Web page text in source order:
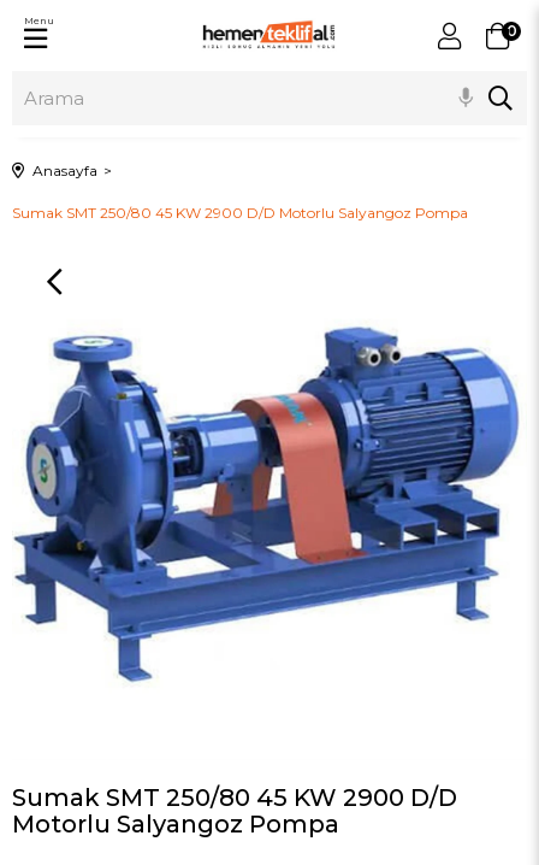
0
Menu
Anasayfa
Sumak SMT 250/80 45 KW 2900 D/D Motorlu Salyangoz Pompa
Sumak SMT 250/80 45 KW 2900 D/D
Motorlu Salyangoz Pompa